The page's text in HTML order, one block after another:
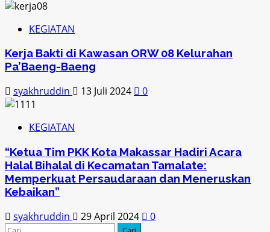
KEGIATAN
Kerja Bakti di Kawasan ORW 08 Kelurahan
Pa’Baeng-Baeng
syakhruddin
13 Juli 2024 0
KEGIATAN
“Ketua Tim PKK Kota Makassar Hadiri Acara
Halal Bihalal di Kecamatan Tamalate:
Memperkuat Persaudaraan dan Meneruskan
Kebaikan”
syakhruddin
29 April 2024
0
Cari